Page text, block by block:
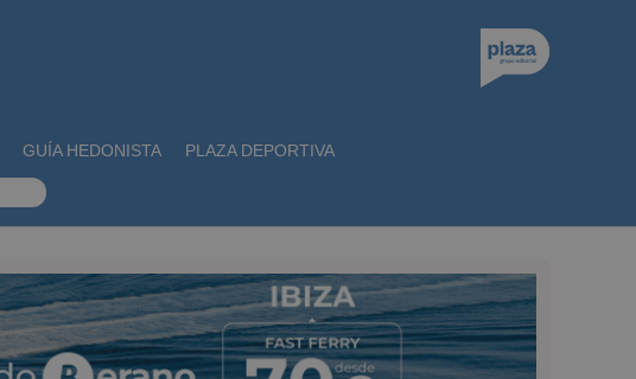
GUÍA HEDONISTA PLAZA DEPORTIVA